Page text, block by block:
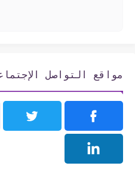
مواقع التواصل